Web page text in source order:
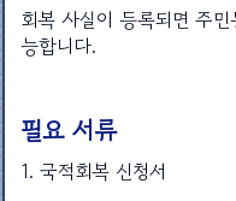
회복 사실이 등록되면 주
능합니다.
필요 서류
1. 국적회복 신청서